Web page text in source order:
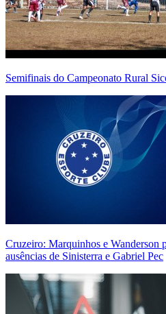
Semifinais do Campeonato Rural
Cruzeiro: Marquinhos e Wanderson
ausências de Sinisterra e Gabriel Pec